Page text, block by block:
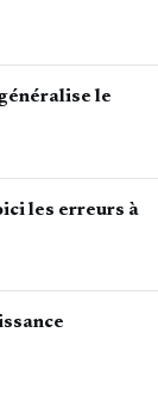
le
les erreurs à